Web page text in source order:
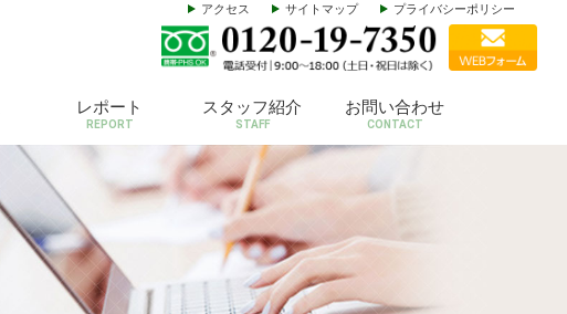
アクセス サイトマップ プライバシーポリシー
レポート
REPORT
スタッフ紹介
STAFF
お問い合わせ
CONTACT